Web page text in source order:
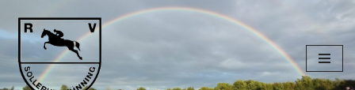
Zum
Inhalt
springen